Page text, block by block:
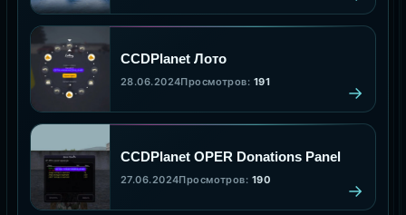
CCDPlanet Лото
28.06.2024Просмотров: 191
CCDPlanet OPER Donations Panel
27.06.2024Просмотров: 190